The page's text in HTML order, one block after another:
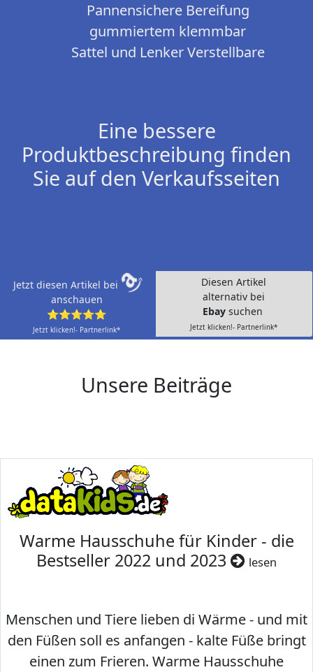
Pannensichere Bereifung
gummiertem klemmbar
Sattel und Lenker Verstellbare
Eine bessere
Produktbeschreibung finden
Sie auf den Verkaufsseiten
Jetzt diesen Artikel bei
anschauen
⭐⭐⭐⭐⭐
Jetzt klicken!- Partnerlink*
Diesen Artikel
alternativ bei
Ebay suchen
Jetzt klicken!- Partnerlink*
Unsere Beiträge
Warme Hausschuhe für Kinder - die
Bestseller 2022 und 2023
lesen
Menschen und Tiere lieben di Wärme - und mit
den Füßen soll es anfangen - kalte Füße bringt
einen zum Frieren. Warme Hausschuhe